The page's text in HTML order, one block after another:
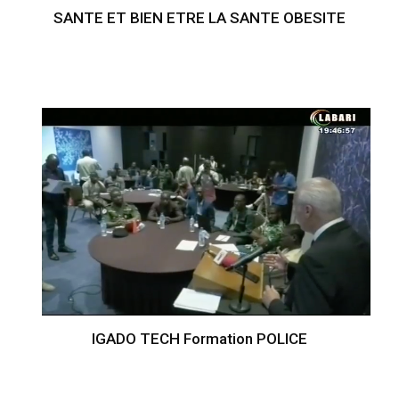
SANTE ET BIEN ETRE LA SANTE OBESITE
IGADO TECH Formation POLICE